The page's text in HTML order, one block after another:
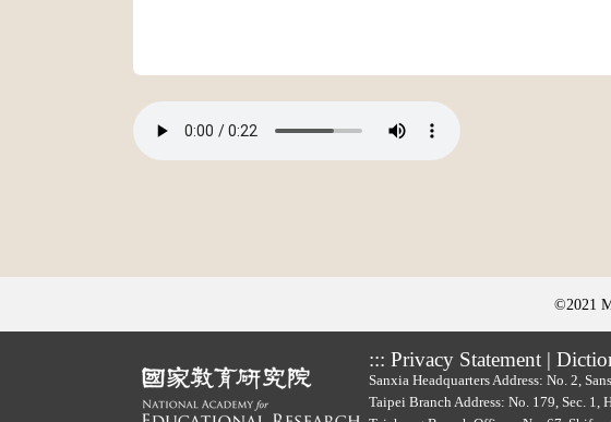
©2021
::: Privacy Statement |
Sanxia Headquarters Address: No. 2,
Taipei Branch Address: No. 179, Sec. 1,